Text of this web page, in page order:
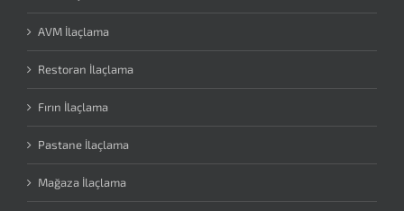
AVM İlaçlama
Restoran İlaçlama
Fırın İlaçlama
Pastane İlaçlama
Mağaza İlaçlama